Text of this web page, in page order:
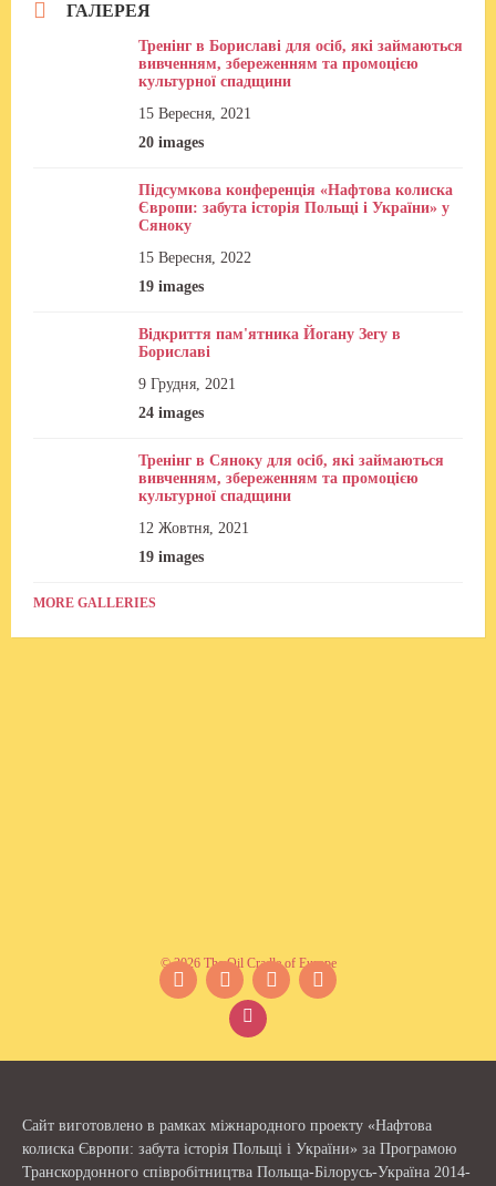
ГАЛЕРЕЯ
Тренінг в Бориславі для осіб, які займаються
вивченням, збереженням та промоцією
культурної спадщини
15 Вересня, 2021
20 images
Підсумкова конференція «Нафтова колиска
Європи: забута історія Польщі і України» у
Сяноку
15 Вересня, 2022
19 images
Відкриття пам'ятника Йогану Зегу в
Бориславі
9 Грудня, 2021
24 images
Тренінг в Сяноку для осіб, які займаються
вивченням, збереженням та промоцією
культурної спадщини
12 Жовтня, 2021
19 images
MORE GALLERIES
FacebookInstagramYouTubeTwitter
© 2026 The Oil Cradle of Europe
Сайт виготовлено в рамках міжнародного проекту «Нафтова
колиска Європи: забута історія Польщі і України» за Програмою
Транскордонного співробітництва Польща-Білорусь-Україна 2014-